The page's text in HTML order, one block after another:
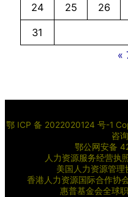
24 25 26
31
«
鄂 ICP 备 2022020124 号-1
咨
鄂公网安备
人力资源服务经营执
美国人力资源管理
香港人力资源国际合作协
惠普基金会全球